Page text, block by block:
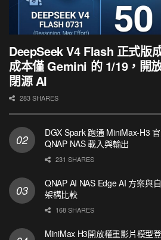
DeepSeek V4 Flash 正式版
成本僅 Gemini 的 1/19，開
閉源 AI
283 SHARES
DGX Spark 跑通 MiniMax-H3
QNAP NAS 載入與輸出
231 SHARES
QNAP AI NAS Edge AI 方案與
架構比較
168 SHARES
MiniMax H3開放權重影片模型